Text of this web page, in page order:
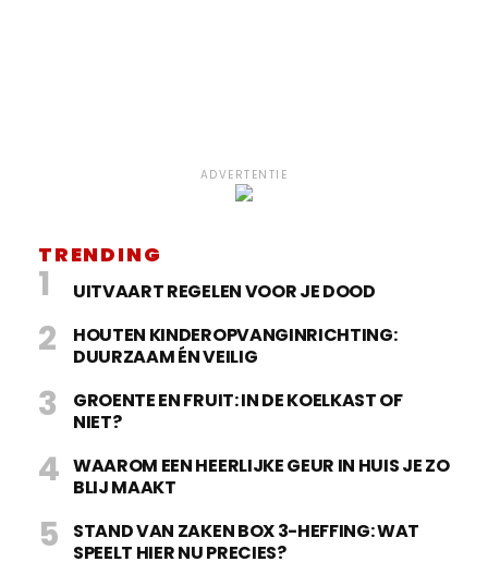
ADVERTENTIE
TRENDING
UITVAART REGELEN VOOR JE DOOD
HOUTEN KINDEROPVANGINRICHTING:
DUURZAAM ÉN VEILIG
GROENTE EN FRUIT: IN DE KOELKAST OF
NIET?
WAAROM EEN HEERLIJKE GEUR IN HUIS JE ZO
BLIJ MAAKT
STAND VAN ZAKEN BOX 3-HEFFING: WAT
SPEELT HIER NU PRECIES?